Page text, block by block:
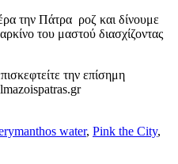
την Πάτρα ροζ και δίνουμε
του μαστού διασχίζοντας
την επίσημη
water, Pink the City,